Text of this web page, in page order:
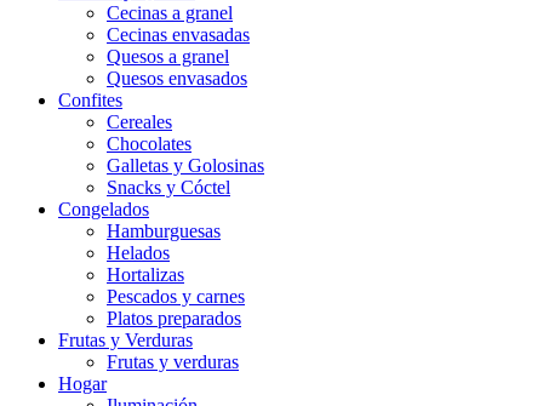
Cecinas a granel
Cecinas envasadas
Quesos a granel
Quesos envasados
Confites
Cereales
Chocolates
Galletas y Golosinas
Snacks y Cóctel
Congelados
Hamburguesas
Helados
Hortalizas
Pescados y carnes
Platos preparados
Frutas y Verduras
Frutas y verduras
Hogar